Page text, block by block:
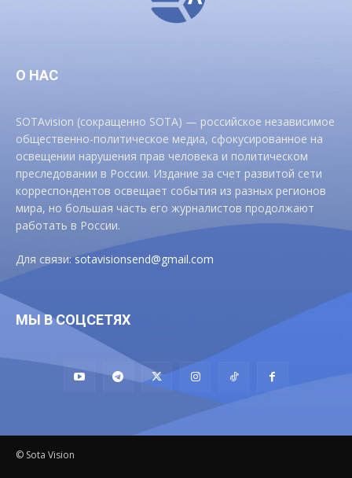
О НАС
SOTAvision (сокращенно SOTA) — российское независимое
общественно-политическое медиа, сфокусированное на
освещении нарушения прав человека и политическом
преследовании в России. Издание за счет развитой сети
корреспондентов освещает события из разных регионов
мира, но большая часть его журналистов продолжают
работать в России.
Для связи:sotavisionsend@gmail.com
МЫ В СОЦСЕТЯХ
© Sota Vision